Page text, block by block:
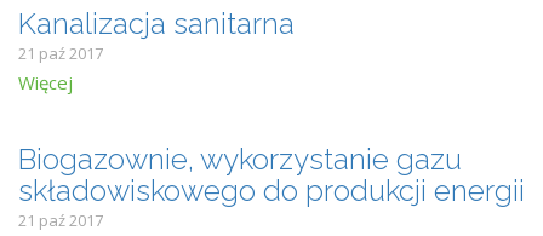
Kanalizacja sanitarna
21 paź 2017
Więcej
Biogazownie, wykorzystanie gazu
składowiskowego do produkcji energii
21 paź 2017